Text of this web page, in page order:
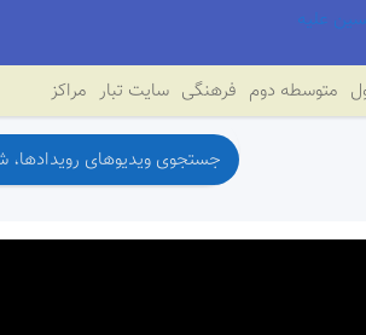
متوسطه دوم فرهنگی سایت تبار مراکز